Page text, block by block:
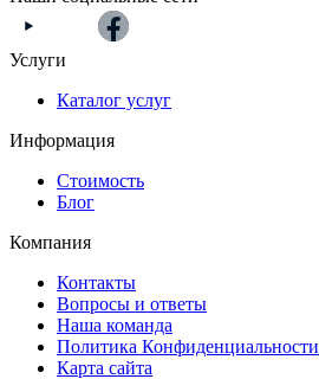
Услуги
Каталог услуг
Информация
Стоимость
Блог
Компания
Контакты
Вопросы и ответы
Наша команда
Политика Конфиденциальности
Карта сайта